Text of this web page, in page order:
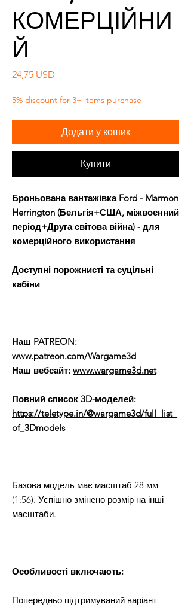
КОМЕРЦІЙНИ
Й
24,75 USD
5% discount for 3+ items purchase
Додати у кошик
Купити
Броньована вантажівка Ford - Marmon
Herrington (Бельгія+США, міжвоєнний
період+Друга світова війна) - для
комерційного використання
Доступні порожнисті та суцільні
кабіни
Наш PATREON:
www.patreon.com/Wargame3d
Наш вебсайт: www.wargame3d.net
Повний список 3D-моделей:
https://teletype.in/@wargame3d/full_list_
of_3Dmodels
Базова модель має масштаб 28 мм
(1:56). Успішно змінено розмір на інші
масштаби.
Особливості включають:
Попередньо підтримуваний варіант